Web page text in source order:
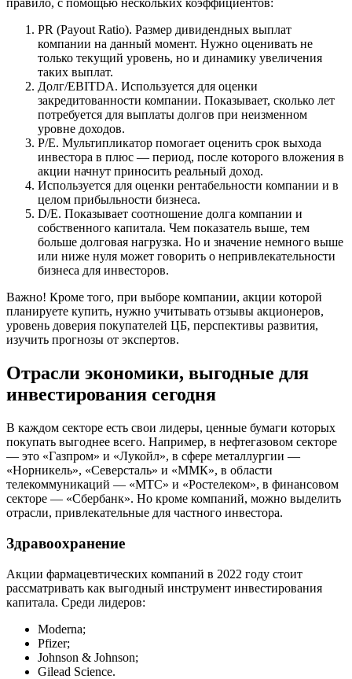
правило, с помощью нескольких коэффициентов:
PR (Payout Ratio). Размер дивидендных выплат
компании на данный момент. Нужно оценивать не
только текущий уровень, но и динамику увеличения
таких выплат.
Долг/EBITDA. Используется для оценки
закредитованности компании. Показывает, сколько лет
потребуется для выплаты долгов при неизменном
уровне доходов.
P/E. Мультипликатор помогает оценить срок выхода
инвестора в плюс — период, после которого вложения в
акции начнут приносить реальный доход.
Используется для оценки рентабельности компании и в
целом прибыльности бизнеса.
D/E. Показывает соотношение долга компании и
собственного капитала. Чем показатель выше, тем
больше долговая нагрузка. Но и значение немного выше
или ниже нуля может говорить о непривлекательности
бизнеса для инвесторов.
Важно! Кроме того, при выборе компании, акции которой
планируете купить, нужно учитывать отзывы акционеров,
уровень доверия покупателей ЦБ, перспективы развития,
изучить прогнозы от экспертов.
Отрасли экономики, выгодные для
инвестирования сегодня
В каждом секторе есть свои лидеры, ценные бумаги которых
покупать выгоднее всего. Например, в нефтегазовом секторе
— это «Газпром» и «Лукойл», в сфере металлургии —
«Норникель», «Северсталь» и «ММК», в области
телекоммуникаций — «МТС» и «Ростелеком», в финансовом
секторе — «Сбербанк». Но кроме компаний, можно выделить
отрасли, привлекательные для частного инвестора.
Здравоохранение
Акции фармацевтических компаний в 2022 году стоит
рассматривать как выгодный инструмент инвестирования
капитала. Среди лидеров:
Moderna;
Pfizer;
Johnson & Johnson;
Gilead Science.